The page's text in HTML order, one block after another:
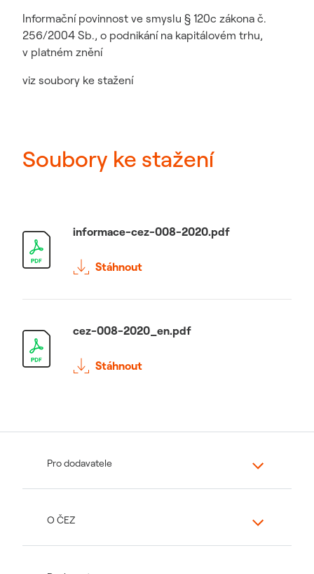
Informační povinnost ve smyslu § 120c zákona č.
256/2004 Sb., o podnikání na kapitálovém trhu,
v platném znění
viz soubory ke stažení
Soubory ke stažení
informace-cez-008-2020.pdf
Stáhnout
cez-008-2020_en.pdf
Stáhnout
Pro dodavatele
O ČEZ